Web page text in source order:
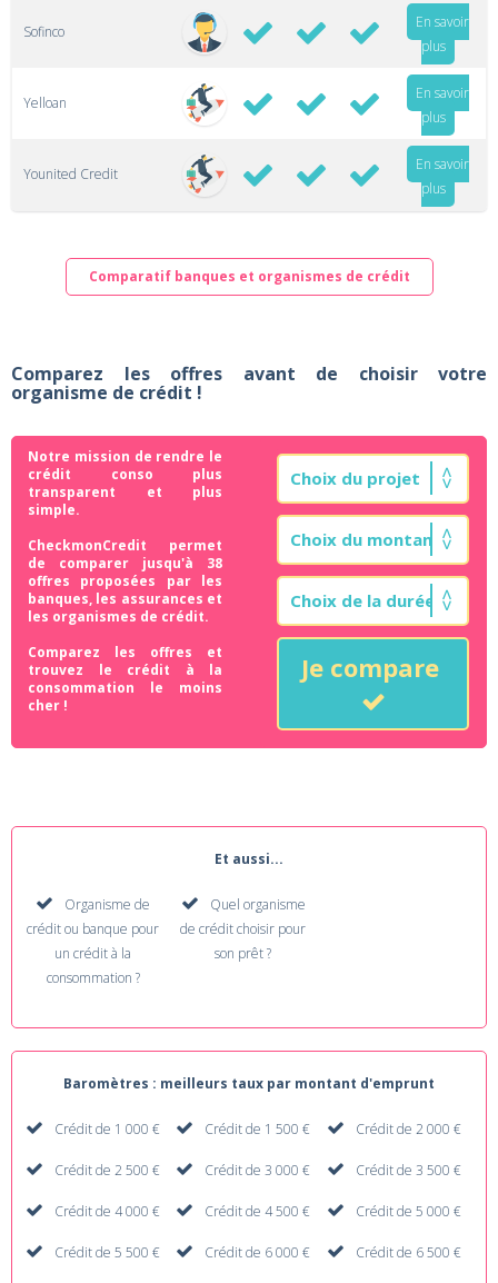
Sofinco
En savoir
plus
Yelloan
En savoir
plus
Younited Credit
En savoir
plus
Comparatif banques et organismes de crédit
Comparez les offres avant de choisir votre
organisme de crédit !
Notre mission de rendre le
crédit conso plus
transparent et plus
simple.
CheckmonCredit permet
de comparer jusqu'à 38
offres proposées par les
banques, les assurances et
les organismes de crédit.
Comparez les offres et
trouvez le crédit à la
consommation le moins
cher !
Je compare
Et aussi...
Organisme de
crédit ou banque pour
un crédit à la
consommation ?
Quel organisme
de crédit choisir pour
son prêt ?
Baromètres : meilleurs taux par montant d'emprunt
Crédit de 1 000 € Crédit de 1 500 € Crédit de 2 000 €
Crédit de 2 500 € Crédit de 3 000 € Crédit de 3 500 €
Crédit de 4 000 € Crédit de 4 500 € Crédit de 5 000 €
Crédit de 5 500 € Crédit de 6 000 € Crédit de 6 500 €